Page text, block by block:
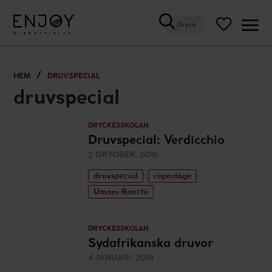
Dryck
HEM DRUVSPECIAL
druvspecial
DRYCKESSKOLAN
Druvspecial: Verdicchio
2 OKTOBER, 2018
druvspecial
reportage
Umani Ronchi
DRYCKESSKOLAN
Sydafrikanska druvor
4 JANUARI, 2018